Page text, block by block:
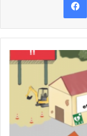
learning
les
formations